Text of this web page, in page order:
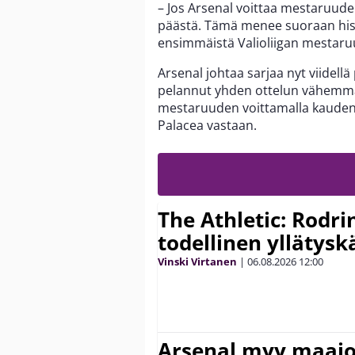
– Jos Arsenal voittaa
päästä. Tämä menee suoraan
ensimmäistä Valioliigan
Arsenal johtaa sarjaa nyt
pelannut yhden ottelun
mestaruuden voittamalla
Palacea vastaan.
The Athletic:
todellinen
Vinski Virtanen | 06.08.2026 12:00